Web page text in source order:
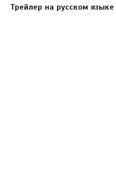
Трейлер на русском языке